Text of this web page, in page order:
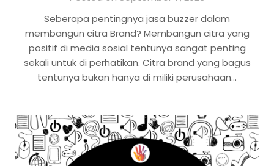
Seberapa pentingnya jasa buzzer dalam
membangun citra Brand? Membangun citra yang
positif di media sosial tentunya sangat penting
sekali untuk di perhatikan. Citra brand yang bagus
tentunya bukan hanya di miliki perusahaan…